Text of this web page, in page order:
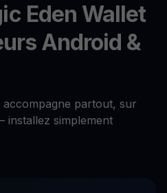
Eden Wallet
Android &
partout, sur
installez simplement